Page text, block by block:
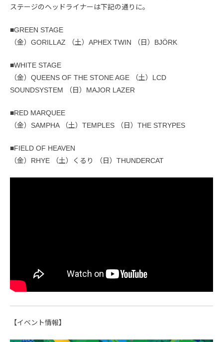
ステージのヘッドライナーは下記の通りに。
■GREEN STAGE
（金）GORILLAZ （土）APHEX TWIN （日）BJÖRK
■WHITE STAGE
（金）QUEENS OF THE STONE AGE （土）LCD
SOUNDSYSTEM （日）MAJOR LAZER
■RED MARQUEE
（金）SAMPHA （土）TEMPLES （日）THE STRYPES
■FIELD OF HEAVEN
（金）RHYE （土）くるり （日）THUNDERCAT
【イベント情報】